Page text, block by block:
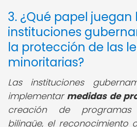
3. ¿Qué papel juegan
instituciones
la protección de las
minoritarias?
Las instituciones
implementar medidas de
creación de
bilingüe, el reconocimiento